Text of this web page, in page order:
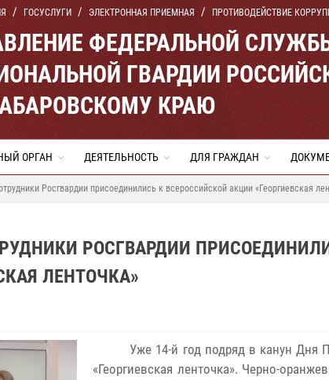
ГОСУСЛУГИ ЭЛЕКТРОННАЯ ПРИЕМНАЯ ПРОТИВОДЕЙСТВИЕ
ФЕДЕРАЛЬНОЙ
ГВАРДИИ
КРАЮ
ОРГАН ДЕЯТЕЛЬНОСТЬ ДЛЯ ГРАЖДАН
Росгвардии присоединились к всероссийской акции «Георгиевская
РОСГВАРДИИ
ЛЕНТОЧКА»
Уже 14-й год подряд в канун Дня
«Георгиевская ленточка». Черно-